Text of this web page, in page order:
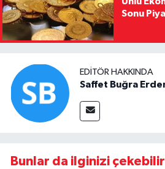
Sonu
EDITÖR HAKKINDA
Saffet Buğra
Bunlar da ilginizi çekebilir